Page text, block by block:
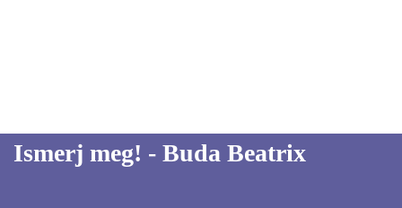
Ismerj meg! - Buda Beatrix